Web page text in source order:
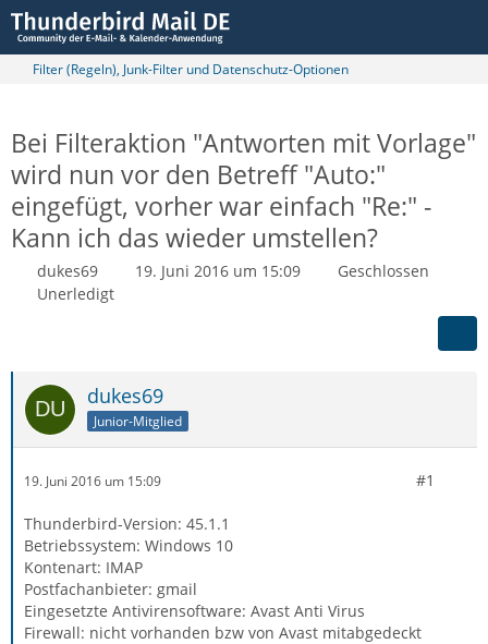
Filter (Regeln), Junk-Filter und Datenschutz-Optionen
Bei Filteraktion "Antworten mit Vorlage"
wird nun vor den Betreff "Auto:"
eingefügt, vorher war einfach "Re:" -
Kann ich das wieder umstellen?
dukes69 19. Juni 2016 um 15:09
Geschlossen
Unerledigt
dukes69
Junior-Mitglied
19. Juni 2016 um 15:09 #1
Thunderbird-Version: 45.1.1
Betriebssystem: Windows 10
Kontenart: IMAP
Postfachanbieter: gmail
Eingesetzte Antivirensoftware: Avast Anti Virus
Firewall: nicht vorhanden bzw von Avast mitabgedeckt